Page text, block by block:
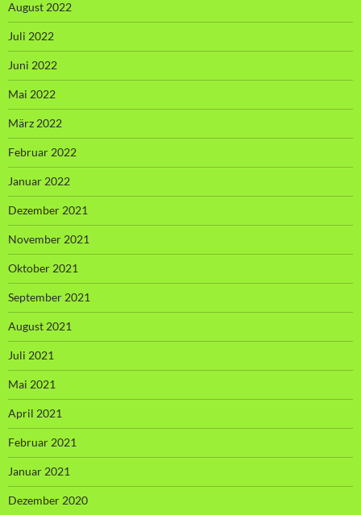
August 2022
Juli 2022
Juni 2022
Mai 2022
März 2022
Februar 2022
Januar 2022
Dezember 2021
November 2021
Oktober 2021
September 2021
August 2021
Juli 2021
Mai 2021
April 2021
Februar 2021
Januar 2021
Dezember 2020